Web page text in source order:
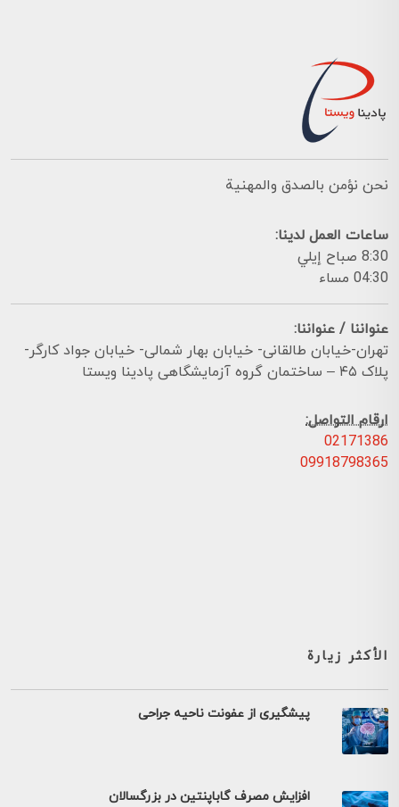
نحن نؤمن بالصدق والمهنية
ساعات العمل لدينا:
8:30 صباح إيلي
04:30 مساء
عنواننا / عنواننا:
تهران-خیابان طالقانی- خیابان بهار شمالی- خیابان جواد کارگر-
پلاک ۴۵ – ساختمان گروه آزمایشگاهی پادینا ویستا
ارقام التواصل:
02171386
09918798365
الأكثر زيارة
پیشگیری از عفونت ناحیه جراحی
افزایش مصرف گاباپنتین در بزرگسالان